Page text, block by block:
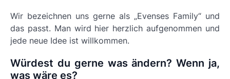
Wir bezeichnen uns gerne als „Evenses Family“ und
das passt. Man wird hier herzlich aufgenommen und
jede neue Idee ist willkommen.
Würdest du gerne was ändern? Wenn ja,
was wäre es?